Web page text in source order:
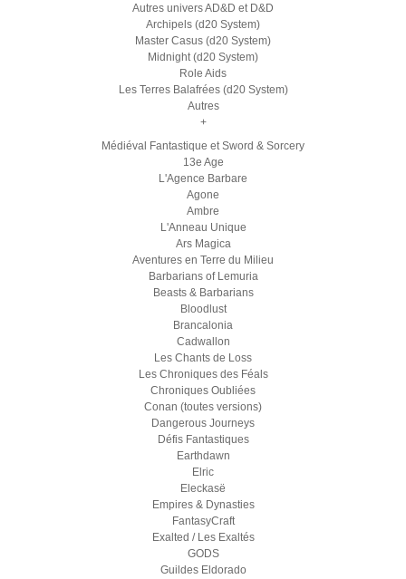
Autres univers AD&D et D&D
Archipels (d20 System)
Master Casus (d20 System)
Midnight (d20 System)
Role Aids
Les Terres Balafrées (d20 System)
Autres
+
Médiéval Fantastique et Sword & Sorcery
13e Age
L'Agence Barbare
Agone
Ambre
L'Anneau Unique
Ars Magica
Aventures en Terre du Milieu
Barbarians of Lemuria
Beasts & Barbarians
Bloodlust
Brancalonia
Cadwallon
Les Chants de Loss
Les Chroniques des Féals
Chroniques Oubliées
Conan (toutes versions)
Dangerous Journeys
Défis Fantastiques
Earthdawn
Elric
Eleckasë
Empires & Dynasties
FantasyCraft
Exalted / Les Exaltés
GODS
Guildes Eldorado